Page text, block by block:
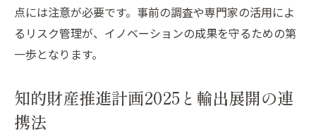
点には注意が必要です。事前の調査や専門家の活用によ
るリスク管理が、イノベーションの成果を守るための第
一歩となります。
知的財産推進計画2025と輸出展開の連
携法